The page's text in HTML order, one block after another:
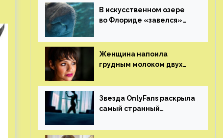
В искусственном озере
во Флориде «завелся»
Женщина напоила
грудным молоком двух
Звезда OnlyFans раскрыла
самый странный
от фаната